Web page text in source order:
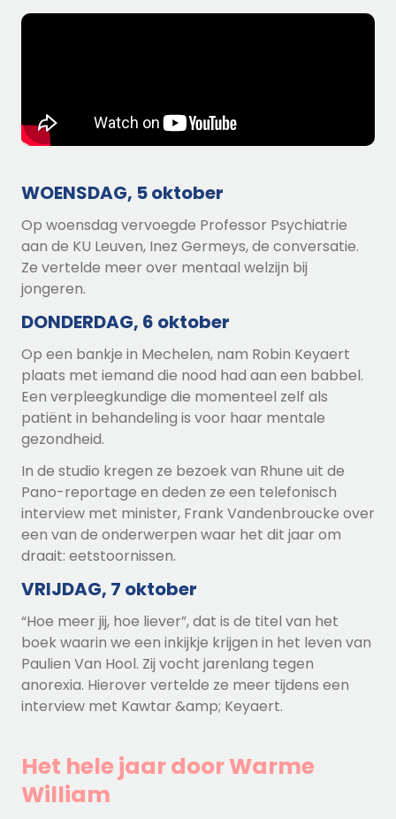
WOENSDAG, 5 oktober
Op woensdag vervoegde Professor Psychiatrie
aan de KU Leuven, Inez Germeys, de conversatie.
Ze vertelde meer over mentaal welzijn bij
jongeren.
DONDERDAG, 6 oktober
Op een bankje in Mechelen, nam Robin Keyaert
plaats met iemand die nood had aan een babbel.
Een verpleegkundige die momenteel zelf als
patiënt in behandeling is voor haar mentale
gezondheid.
In de studio kregen ze bezoek van Rhune uit de
Pano-reportage en deden ze een telefonisch
interview met minister, Frank Vandenbroucke over
een van de onderwerpen waar het dit jaar om
draait: eetstoornissen.
VRIJDAG, 7 oktober
“Hoe meer jij, hoe liever”, dat is de titel van het
boek waarin we een inkijkje krijgen in het leven van
Paulien Van Hool. Zij vocht jarenlang tegen
anorexia. Hierover vertelde ze meer tijdens een
interview met Kawtar &amp; Keyaert.
Het hele jaar door Warme
William